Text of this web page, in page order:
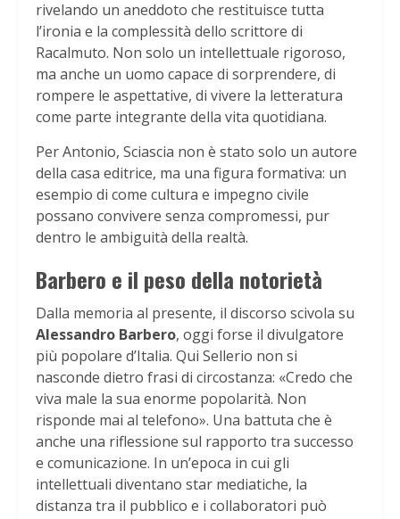
rivelando un aneddoto che restituisce tutta
l’ironia e la complessità dello scrittore di
Racalmuto. Non solo un intellettuale rigoroso,
ma anche un uomo capace di sorprendere, di
rompere le aspettative, di vivere la letteratura
come parte integrante della vita quotidiana.
Per Antonio, Sciascia non è stato solo un autore
della casa editrice, ma una figura formativa: un
esempio di come cultura e impegno civile
possano convivere senza compromessi, pur
dentro le ambiguità della realtà.
Barbero e il peso della notorietà
Dalla memoria al presente, il discorso scivola su
Alessandro Barbero, oggi forse il divulgatore
più popolare d’Italia. Qui Sellerio non si
nasconde dietro frasi di circostanza: «Credo che
viva male la sua enorme popolarità. Non
risponde mai al telefono». Una battuta che è
anche una riflessione sul rapporto tra successo
e comunicazione. In un’epoca in cui gli
intellettuali diventano star mediatiche, la
distanza tra il pubblico e i collaboratori può